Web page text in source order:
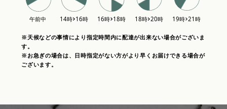
※天候などの事情により指定時間内に配達が出来ない場合がございま
す。
※お急ぎの場合は、日時指定がない方がより早くお届けできる場合が
ございます。